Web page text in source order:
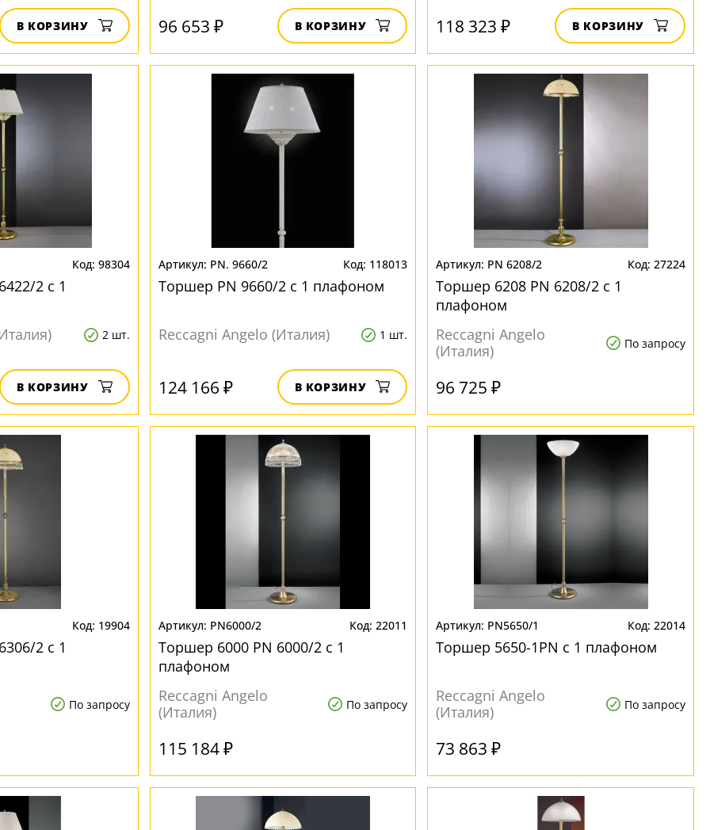
В КОРЗИНУ 96 653 ₽ В КОРЗИНУ 118 323 ₽ В КОРЗИНУ
98304
2 с 1
2 шт.
В КОРЗИНУ
PN. 9660/2 118013
Торшер PN 9660/2 с 1 плафоном
Reccagni Angelo (Италия) 1 шт.
124 166 ₽ В КОРЗИНУ
PN 6208/2 27224
Торшер 6208 PN 6208/2 с 1
плафоном
Reccagni Angelo
(Италия)
По запросу
96 725 ₽
19904
2 с 1
По запросу
PN6000/2 22011
Торшер 6000 PN 6000/2 с 1
плафоном
Reccagni Angelo
(Италия)
По запросу
115 184 ₽
PN5650/1 22014
Торшер 5650-1PN с 1 плафоном
Reccagni Angelo
(Италия)
По запросу
73 863 ₽